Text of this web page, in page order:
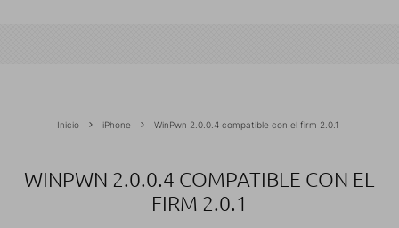
Inicio iPhone WinPwn 2.0.0.4 compatible con el firm 2.0.1
WINPWN 2.0.0.4 COMPATIBLE CON EL
FIRM 2.0.1